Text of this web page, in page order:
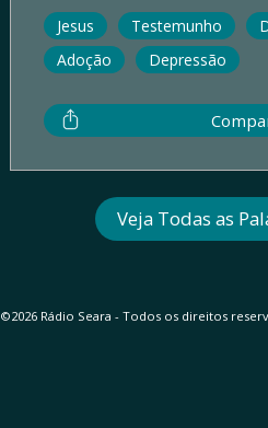
Jesus
Testemunho
Adoção
Depressão
Veja Todas as
©2026 Rádio Seara - Todos os direitos